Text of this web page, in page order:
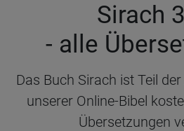
Sirach
- alle
Das Buch Sirach ist Teil
unserer Online-Bibel
Übersetzungen